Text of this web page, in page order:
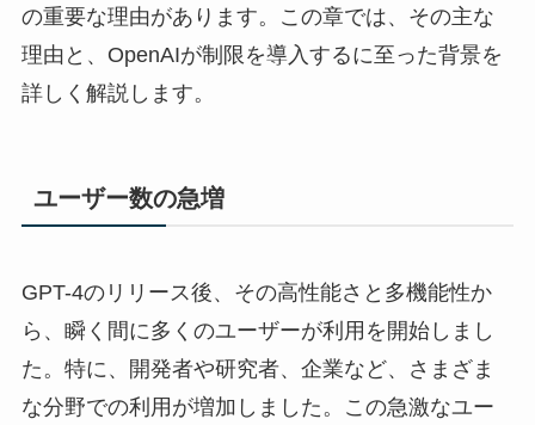
の重要な理由があります。この章では、その主な
理由と、OpenAIが制限を導入するに至った背景を
詳しく解説します。
ユーザー数の急増
GPT-4のリリース後、その高性能さと多機能性か
ら、瞬く間に多くのユーザーが利用を開始しまし
た。特に、開発者や研究者、企業など、さまざま
な分野での利用が増加しました。この急激なユー